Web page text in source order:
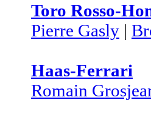
Toro Rosso-
Pierre Gasly |
Haas-Ferrari
Romain